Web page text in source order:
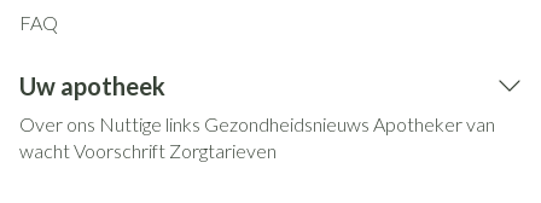
FAQ
Uw apotheek
Over ons Nuttige links Gezondheidsnieuws Apotheker van
wachtVoorschrift Zorgtarieven